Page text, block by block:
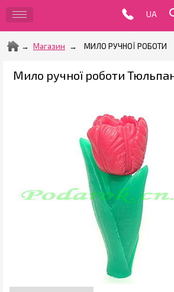
Магазин МИЛО РУЧНОЇ РОБОТИ
Мило ручної роботи